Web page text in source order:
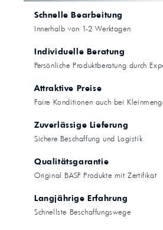
Schnelle Bearbeitung
Innerhalb von 1-2 Werktagen
Individuelle Beratung
Persönliche Produktberatung durch
Attraktive Preise
Faire Konditionen auch bei
Zuverlässige Lieferung
Sichere Beschaffung und Logistik
Qualitätsgarantie
Original BASF Produkte mit Zertifikat
Langjährige Erfahrung
Schnellste Beschaffungswege